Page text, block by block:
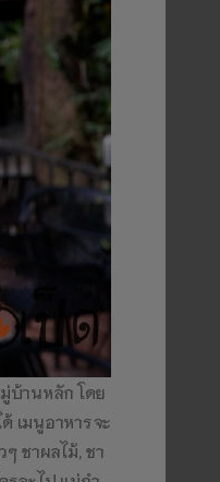
บ้านหลัก โดย
เมนูอาหารจะ
ชาผลไม้, ชา